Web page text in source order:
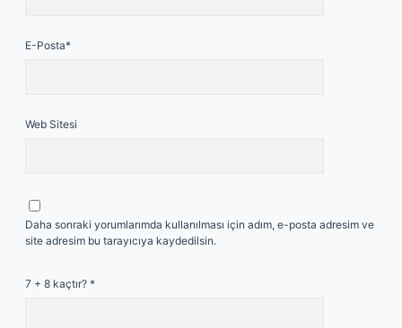
E-Posta*
Web Sitesi
Daha sonraki yorumlarımda kullanılması için adım, e-posta adresim ve
site adresim bu tarayıcıya kaydedilsin.
7 + 8 kaçtır? *